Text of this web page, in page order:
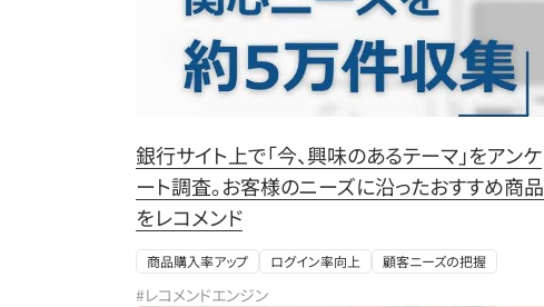
銀行サイト上で「今、興味のあるテーマ」をアンケ
ート調査。お客様のニーズに沿ったおすすめ商品
をレコメンド
商品購入率アップ ログイン率向上 顧客ニーズの把握
#レコメンドエンジン